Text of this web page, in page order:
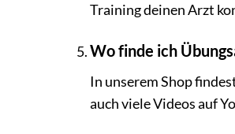
Training deinen Arzt
Wo finde ich
In unserem Shop
auch viele Videos auf